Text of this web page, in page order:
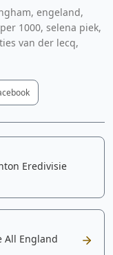
engeland,
1000, selena piek,
van der lecq,
Eredivisie
All England